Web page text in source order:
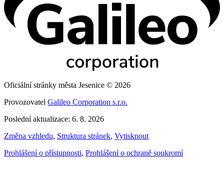
Oficiální stránky města Jesenice © 2026
Provozovatel Galileo Corporation s.r.o.
Poslední aktualizace: 6. 8. 2026
Změna vzhledu, Struktura stránek, Vytisknout
Prohlášení o přístupnosti, Prohlášení o ochraně soukromí